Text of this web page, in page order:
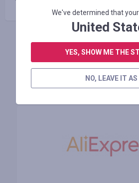
Tiendas
We've determined that
United
YES, SHOW ME THE
NO, LEAVE IT AS